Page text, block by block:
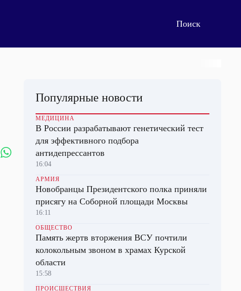
Популярные новости
МЕДИЦИНА
В России разрабатывают генетический тест
для эффективного подбора
антидепрессантов
16:04
АРМИЯ
Новобранцы Президентского полка приняли
присягу на Соборной площади Москвы
16:11
ОБЩЕСТВО
Память жертв вторжения ВСУ почтили
колокольным звоном в храмах Курской
области
15:58
ПРОИСШЕСТВИЯ